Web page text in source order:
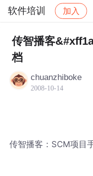
软件培训 加入
社区 软件培训
传智播客
档
chuanzhiboke
2008-10-14
传智播客：SCM项目